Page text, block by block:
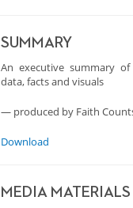
SUMMARY
An executive summary
data, facts and visuals
— produced by Faith
Download
MEDIA MATERIALS